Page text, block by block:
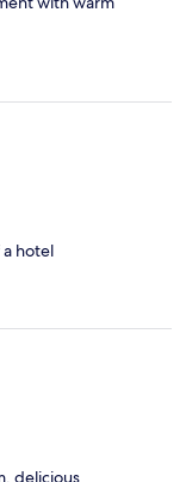
hotel
delicious